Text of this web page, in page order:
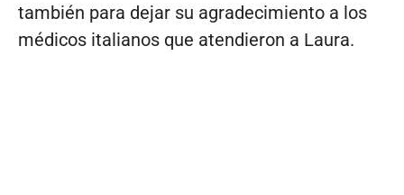
también para dejar su agradecimiento a los
médicos italianos que atendieron a Laura.